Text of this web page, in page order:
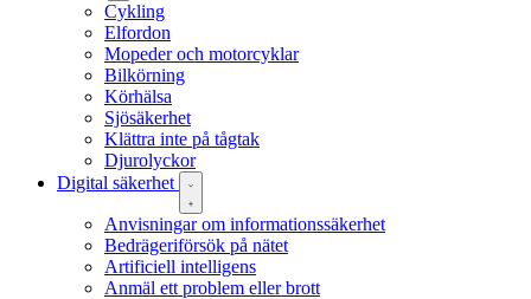
Cykling
Elfordon
Mopeder och motorcyklar
Bilkörning
Körhälsa
Sjösäkerhet
Klättra inte på tågtak
Djurolyckor
Digital säkerhet
Anvisningar om informationssäkerhet
Bedrägeriförsök på nätet
Artificiell intelligens
Anmäl ett problem eller brott